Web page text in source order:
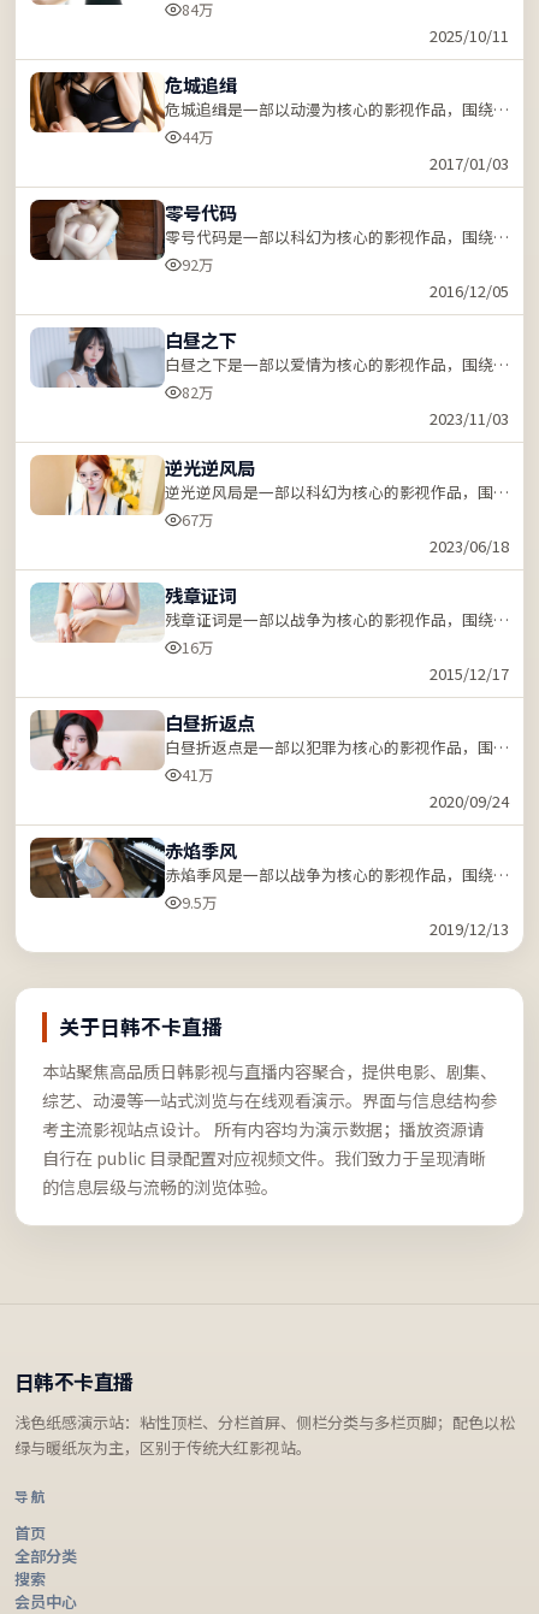
84万
2025/10/11
危城追缉
危城追缉是一部以动漫为核心的影视作品，围绕危
机、反转与人物成长展开，节奏紧凑，支持站内关
44万
2017/01/03
零号代码
零号代码是一部以科幻为核心的影视作品，围绕危
机、反转与人物成长展开，节奏紧凑，支持站内关
92万
2016/12/05
白昼之下
白昼之下是一部以爱情为核心的影视作品，围绕危
机、反转与人物成长展开，节奏紧凑，支持站内关
82万
2023/11/03
逆光逆风局
逆光逆风局是一部以科幻为核心的影视作品，围绕
危机、反转与人物成长展开，节奏紧凑，支持站内
67万
2023/06/18
残章证词
残章证词是一部以战争为核心的影视作品，围绕危
机、反转与人物成长展开，节奏紧凑，支持站内关
16万
2015/12/17
白昼折返点
白昼折返点是一部以犯罪为核心的影视作品，围绕
危机、反转与人物成长展开，节奏紧凑，支持站内
41万
2020/09/24
赤焰季风
赤焰季风是一部以战争为核心的影视作品，围绕危
机、反转与人物成长展开，节奏紧凑，支持站内关
9.5万
2019/12/13
关于日韩不卡直播
本站聚焦高品质日韩影视与直播内容聚合，提供电影、剧集、
综艺、动漫等一站式浏览与在线观看演示。界面与信息结构参
考主流影视站点设计。 所有内容均为演示数据；播放资源请
自行在 public 目录配置对应视频文件。我们致力于呈现清晰
的信息层级与流畅的浏览体验。
日韩不卡直播
浅色纸感演示站：粘性顶栏、分栏首屏、侧栏分类与多栏页脚；配色以松
绿与暖纸灰为主，区别于传统大红影视站。
导航
首页
全部分类
搜索
会员中心